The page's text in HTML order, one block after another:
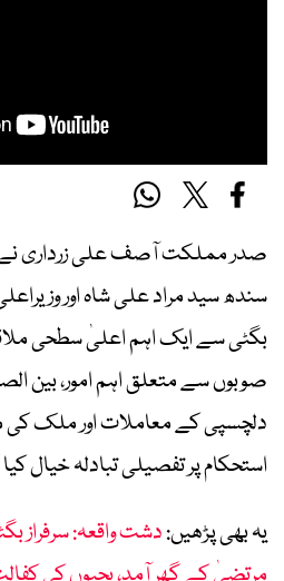
صدر مملکت آصف علی زرداری نے
سندھ سید مراد علی شاہ اور
بگٹی سے ایک اہم اعلیٰ سطحی
صوبوں سے متعلق اہم امور، بین
دلچسپی کے معاملات اور ملک
استحکام پر تفصیلی تبادلہ خیال کیا
یہ بھی پڑھیں:دشت واقعہ: سرفراز